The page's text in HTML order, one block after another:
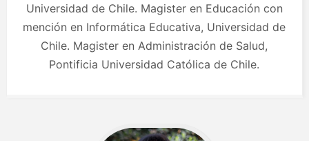
Universidad de Chile. Magister en Educación con
mención en Informática Educativa, Universidad de
Chile. Magister en Administración de Salud,
Pontificia Universidad Católica de Chile.